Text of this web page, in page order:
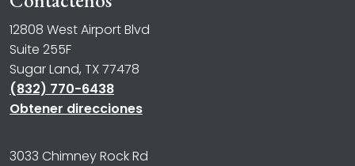
12808 West Airport Blvd
Suite 255F
Sugar Land, TX 77478
(832) 770-6438
Obtener direcciones
3033 Chimney Rock Rd